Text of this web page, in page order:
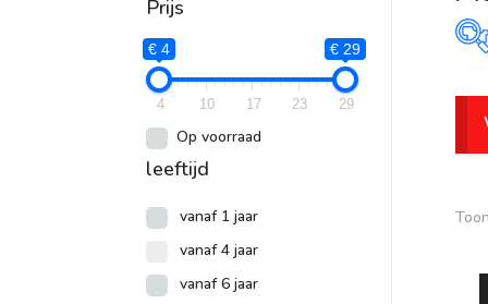
Prijs
€ 4 € 29
4 10 17 23 29
Op voorraad
leeftijd
vanaf 1 jaar
vanaf 4 jaar
vanaf 6 jaar